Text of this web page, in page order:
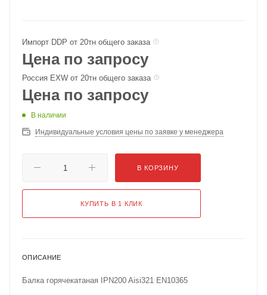
Импорт DDP от 20тн общего заказа
Цена по запросу
Россия EXW от 20тн общего заказа
Цена по запросу
В наличии
Индивидуальные условия цены по заявке у менеджера
В КОРЗИНУ
КУПИТЬ В 1 КЛИК
ОПИСАНИЕ
Балка горячекатаная IPN200 Aisi321 EN10365